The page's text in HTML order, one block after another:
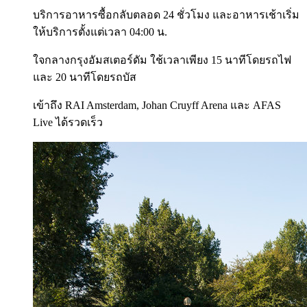
บริการอาหารซื้อกลับตลอด 24 ชั่วโมง และอาหารเช้าเริ่ม
ให้บริการตั้งแต่เวลา 04:00 น.
ใจกลางกรุงอัมสเตอร์ดัม ใช้เวลาเพียง 15 นาทีโดยรถไฟ
และ 20 นาทีโดยรถบัส
เข้าถึง RAI Amsterdam, Johan Cruyff Arena และ AFAS
Live ได้รวดเร็ว